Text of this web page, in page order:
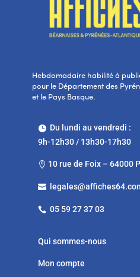
Hebdomadaire habilité à
pour le Département des
et le Pays Basque.
Du lundi au vendredi :
9h-12h30 / 13h30-17h30
 10 rue de Foix – 64000

 05 59 27 37 03
Qui sommes-nous
Mon compte